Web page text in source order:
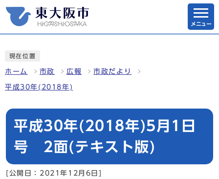
メニュー
現在位置
ホーム 市政 広報 市政だより
平成30年(2018年)
平成30年(2018年)5月1日
号 2面(テキスト版)
[公開日：2021年12月6日]